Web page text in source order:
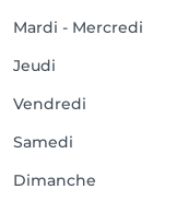
Mardi - Mercredi
Jeudi
Vendredi
Samedi
Dimanche